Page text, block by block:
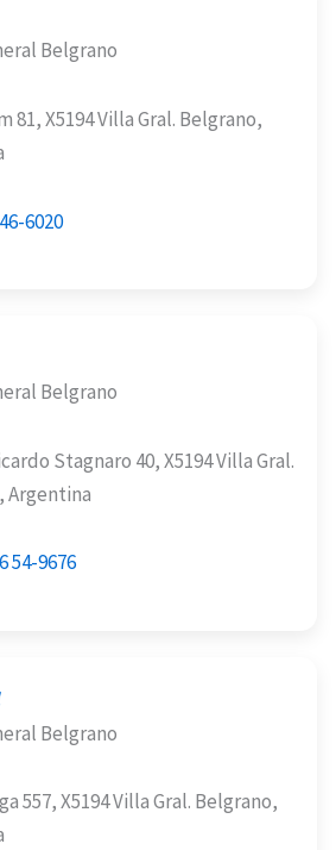
Belgrano
81, X5194 Villa Gral. Belgrano,
6020
Belgrano
Stagnaro 40, X5194 Villa Gral.
Argentina
54-9676
Belgrano
557, X5194 Villa Gral. Belgrano,